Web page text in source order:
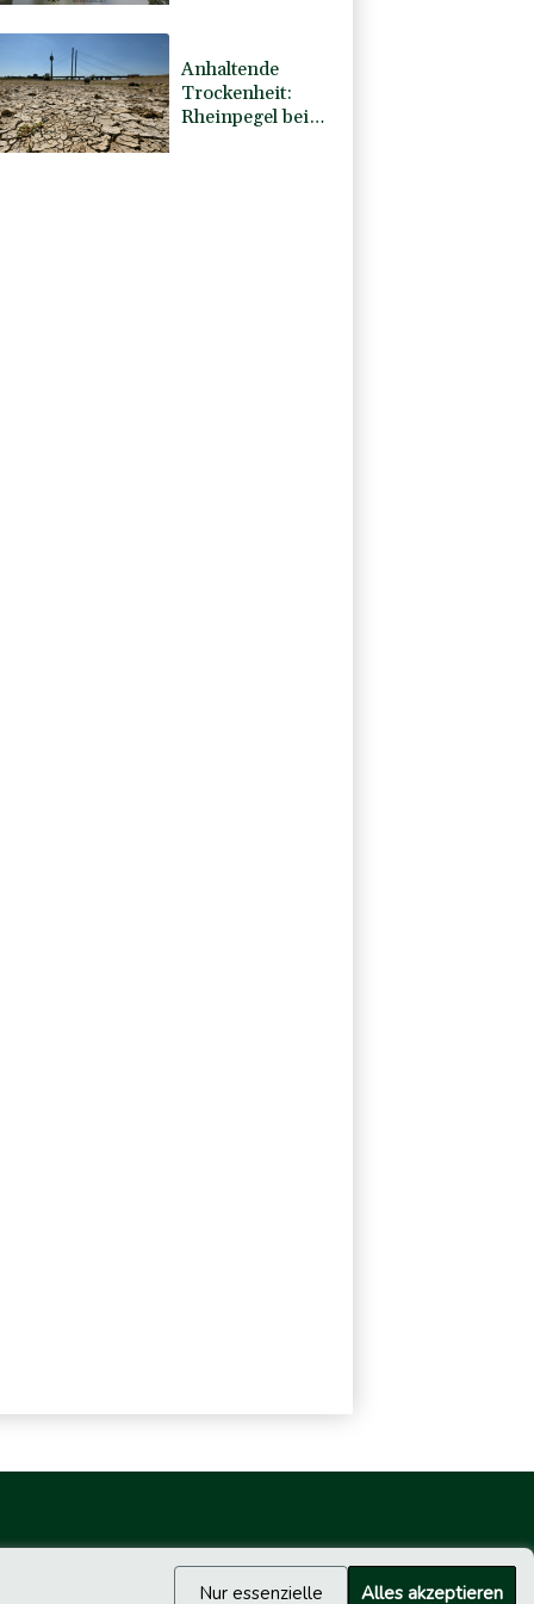
Nur essenzielle Alles akzeptieren
Anhaltende
Trockenheit:
Rheinpegel bei